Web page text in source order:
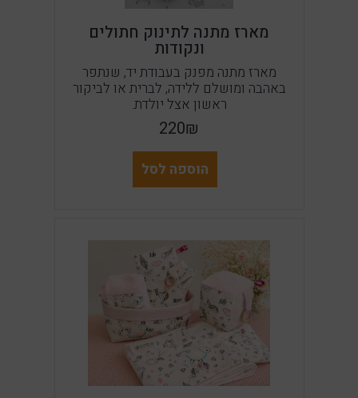
מארז מתנה לתינוק חתולים
ונקודות
מארז מתנה מפנק בעבודת יד, שנתפר
באהבה ומושלם ללידה, לברית או לביקור
ראשון אצל יולדת.
220₪
הוספה לסל